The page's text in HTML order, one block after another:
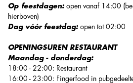
Op feestdagen: open vanaf 14:00
hierboven)
Dag vóór feestdag: open tot 02:00
OPENINGSUREN RESTAURANT
Maandag - donderdag:
18:00 - 22:00: Restaurant
16:00 - 23:00: Fingerfood in